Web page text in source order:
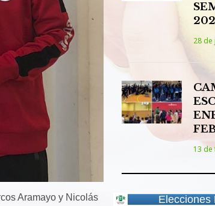
Aramayo y Nicolás
28 de
13
Elecciones